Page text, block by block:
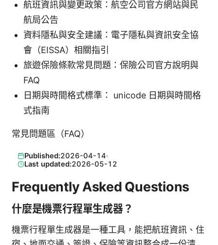
航班資訊與變更政策：航空公司官方網站與民
航局公告
資料隱私與安全建議：電子隱私與資訊安全協
會（EISSA）相關指引
旅遊保險條款常見問題：保險公司官方說明與
FAQ
日期與時間格式標準： unicode 日期與時間格
式指南
常見問題區（FAQ）
Published:2026-04-14·
Last updated:2026-05-12
Frequently Asked Questions
什麼是機票行程單生成器？
機票行程單生成器是一種工具，能把航班資訊、住